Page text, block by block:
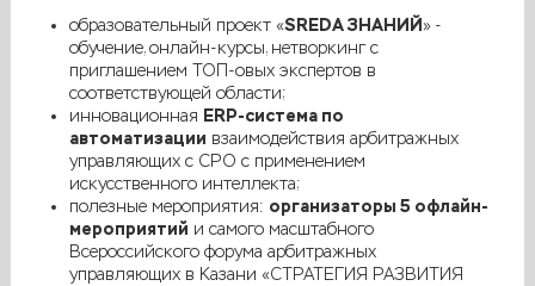
образовательный проект «SREDA ЗНАНИЙ» -
обучение, онлайн-курсы, нетворкинг с
приглашением ТОП-овых экспертов в
соответствующей области;
инновационная ERP-система по
автоматизации взаимодействия арбитражных
управляющих с СРО с применением
искусственного интеллекта;
полезные мероприятия: организаторы 5 офлайн-
мероприятий и самого масштабного
Всероссийского форума арбитражных
управляющих в Казани «СТРАТЕГИЯ РАЗВИТИЯ